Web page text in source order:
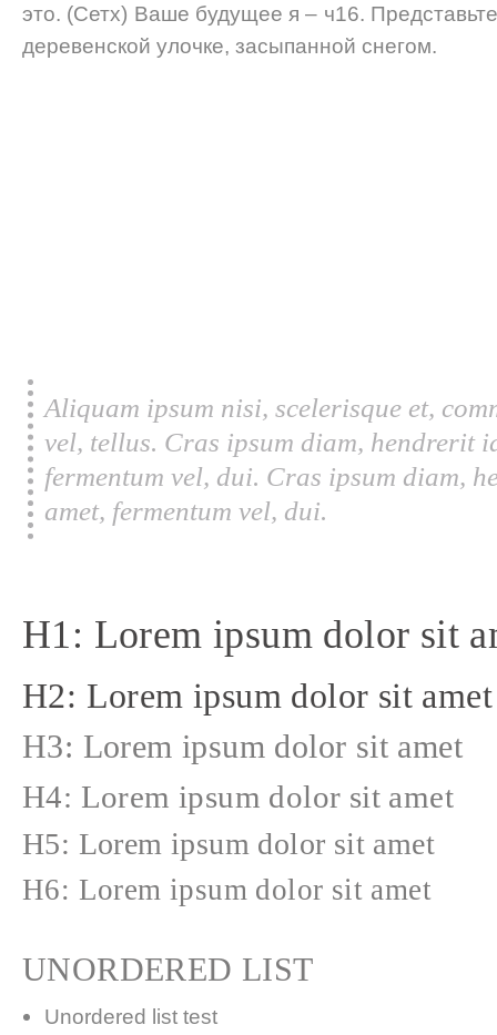
это. (Сетх) Ваше будущее я – ч16.
деревенской улочке, засыпанной снегом.
Aliquam ipsum nisi, scelerisque et,
vel, tellus. Cras ipsum diam, hendrerit
fermentum vel, dui. Cras ipsum diam,
amet, fermentum vel, dui.
H1: Lorem ipsum dolor sit
H2: Lorem ipsum dolor sit amet
H3: Lorem ipsum dolor sit amet
H4: Lorem ipsum dolor sit amet
H5: Lorem ipsum dolor sit amet
H6: Lorem ipsum dolor sit amet
UNORDERED LIST
Unordered list test